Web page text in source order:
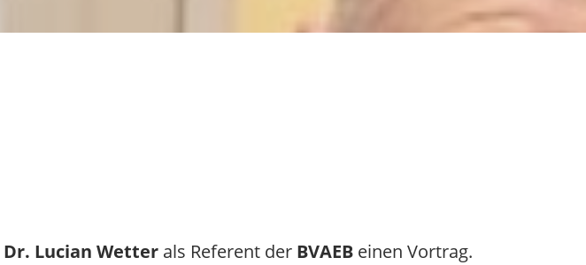
Dr. Lucian Wetter als Referent der BVAEB einen Vortrag.